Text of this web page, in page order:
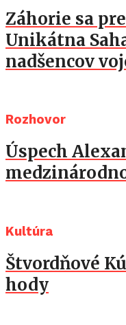
Záhorie sa
Unikátna
nadšencov
Rozhovor
Úspech
Kultúra
Štvordňové
hody